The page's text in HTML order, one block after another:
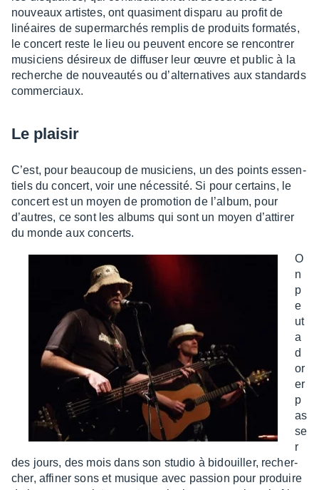
nouveaux artistes, ont quasi­ment disparu au profit de
linéaires de super­mar­chés remplis de produits forma­tés,
le concert reste le lieu ou peuvent encore se rencon­trer
musi­ciens dési­reux de diffu­ser leur œuvre et public à la
recherche de nouveau­tés ou d’al­ter­na­tives aux stan­dards
commer­ciaux.
Le plai­sir
C’est, pour beau­coup de musi­ciens, un des points essen­
tiels du concert, voir une néces­sité. Si pour certains, le
concert est un moyen de promo­tion de l’al­bum, pour
d’autres, ce sont les albums qui sont un moyen d’at­ti­rer
du monde aux concerts.
O
n
p
e
ut
a
d
or
er
p
as
se
r
des jours, des mois dans son studio à bidouiller, recher­
cher, affi­ner sons et musique avec passion pour produire